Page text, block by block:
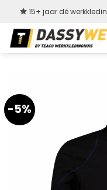
inhoud
15+ jaar dé
-5%